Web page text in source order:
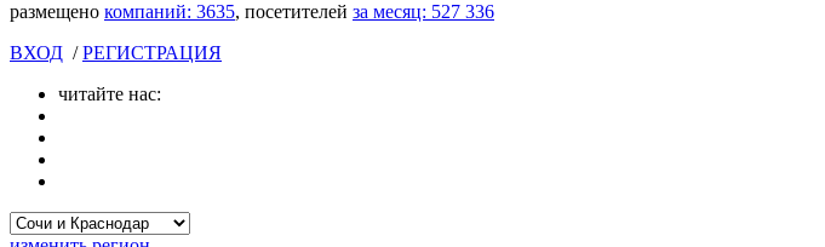
размещено компаний: 3635, посетителей за месяц: 527 336
ВХОД /РЕГИСТРАЦИЯ
читайте нас: